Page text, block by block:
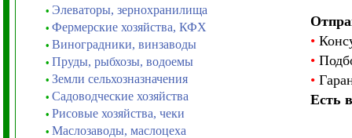
• Элеваторы, зернохранилища
• Фермерские хозяйства, КФХ
• Виноградники, винзаводы
• Пруды, рыбхозы, водоемы
• Земли сельхозназначения
• Садоводческие хозяйства
• Рисовые хозяйства, чеки
• Маслозаводы, маслоцеха
•
•
•
Есть